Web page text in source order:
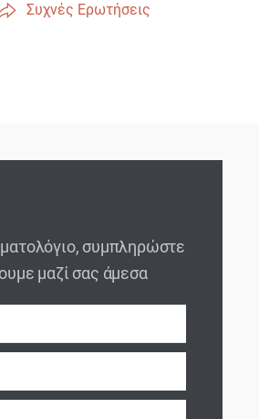
Συχνές Ερωτήσεις
συμπληρώστε
μαζί σας άμεσα